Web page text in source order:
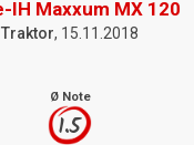
IH Maxxum MX 120
Traktor, 15.11.2018
Ø Note
1.5